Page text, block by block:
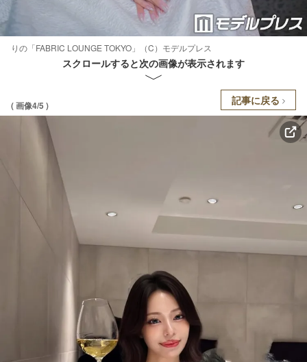
りの「FABRIC LOUNGE TOKYO」（C）モデルプレス
スクロールすると次の画像が表示されます
( 画像4/5 ) 記事に戻る